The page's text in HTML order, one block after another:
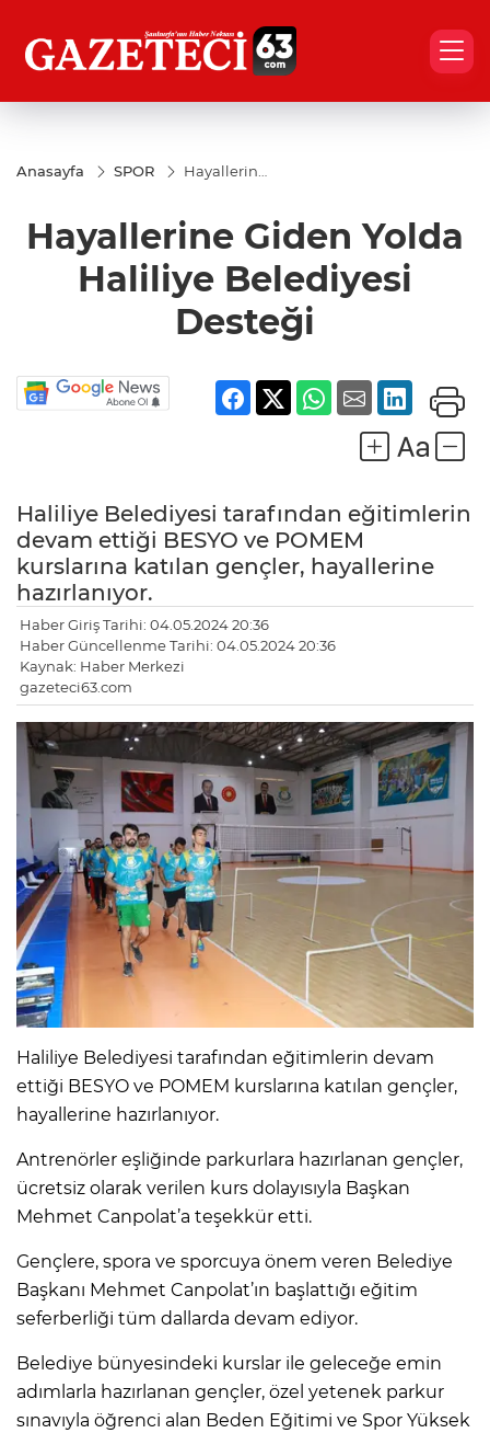
Anasayfa SPOR
Hayallerine
Haliliye
Belediyesi
Hayallerine Giden Yolda
Haliliye Belediyesi
Desteği
Haliliye Belediyesi tarafından eğitimlerin
devam ettiği BESYO ve POMEM
kurslarına katılan gençler, hayallerine
hazırlanıyor.
Haber Giriş Tarihi: 04.05.2024 20:36
Haber Güncellenme Tarihi: 04.05.2024 20:36
Kaynak: Haber Merkezi
gazeteci63.com
Haliliye Belediyesi tarafından eğitimlerin devam
ettiği BESYO ve POMEM kurslarına katılan gençler,
hayallerine hazırlanıyor.
Antrenörler eşliğinde parkurlara hazırlanan gençler,
ücretsiz olarak verilen kurs dolayısıyla Başkan
Mehmet Canpolat’a teşekkür etti.
Gençlere, spora ve sporcuya önem veren Belediye
Başkanı Mehmet Canpolat’ın başlattığı eğitim
seferberliği tüm dallarda devam ediyor.
Belediye bünyesindeki kurslar ile geleceğe emin
adımlarla hazırlanan gençler, özel yetenek parkur
sınavıyla öğrenci alan Beden Eğitimi ve Spor Yüksek